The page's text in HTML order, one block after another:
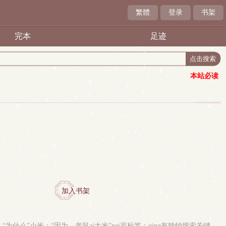
繁體 登录 书架
完本 足迹
本站必读
加入书架